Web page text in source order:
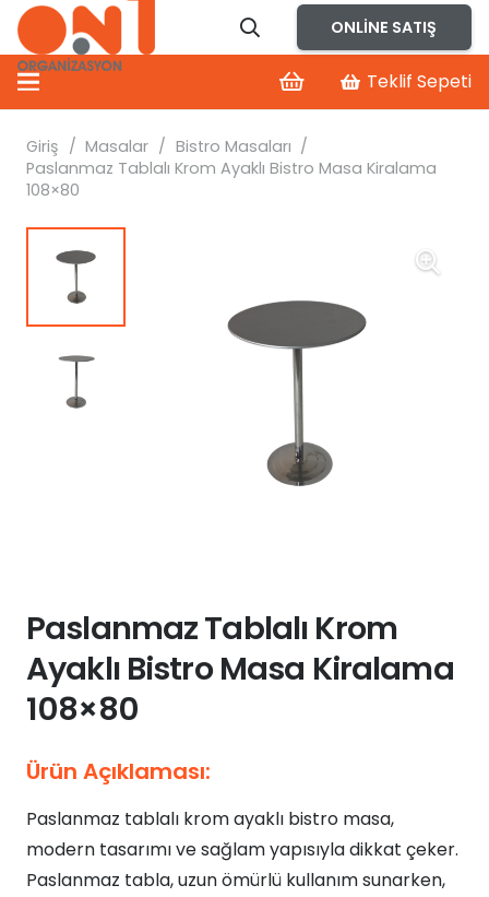
ONLINE SATIŞ
Teklif Sepeti
Giriş / Masalar / Bistro Masaları /
Paslanmaz Tablalı Krom Ayaklı Bistro Masa Kiralama
108×80
Paslanmaz Tablalı Krom
Ayaklı Bistro Masa Kiralama
108×80
Ürün Açıklaması:
Paslanmaz tablalı krom ayaklı bistro masa,
modern tasarımı ve sağlam yapısıyla dikkat çeker.
Paslanmaz tabla, uzun ömürlü kullanım sunarken,